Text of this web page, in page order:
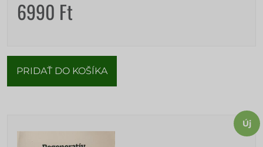
6990 Ft
PRIDAŤ DO KOŠÍKA
Új